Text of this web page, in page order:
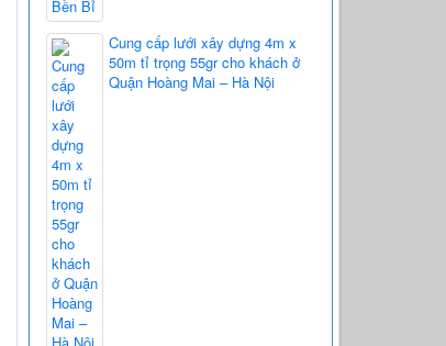
Cung cấp lưới xây dựng 4m x
50m tỉ trọng 55gr cho khách ở
Quận Hoàng Mai – Hà Nội